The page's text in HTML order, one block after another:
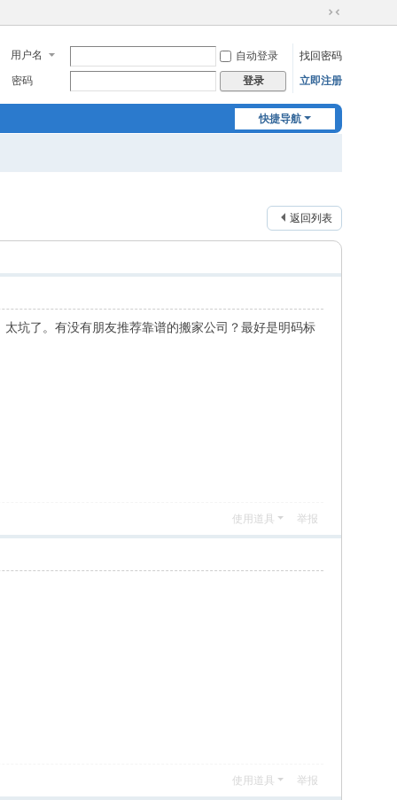
切
到
窄
用户名 自动登录
找回密码
密码
登录 立即注册
快捷导航
返回列表
坑了。有没有朋友推荐靠谱的搬家公司？最好是明码标
使用道具 举报
使用道具 举报